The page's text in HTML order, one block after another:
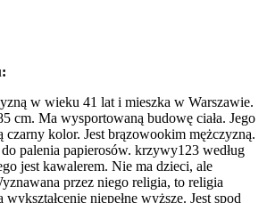
w wieku 41 lat i mieszka w Warszawie.
cm. Ma wysportowaną budowę ciała. Jego
czarny kolor. Jest brązowookim mężczyzną.
palenia papierosów. krzywy123 według
jest kawalerem. Nie ma dzieci, ale
przez niego religia, to religia
niepełne wyższe. Jest spod